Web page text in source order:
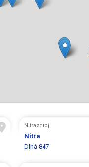
Nitrazdroj
Nitra
Dlhá 847